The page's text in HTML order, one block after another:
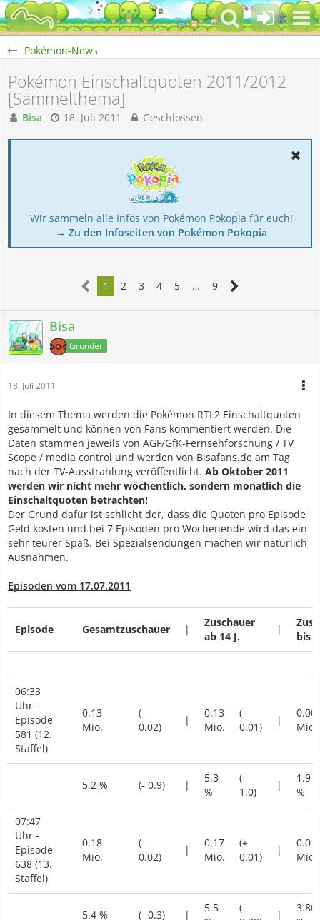
Pokémon-News
Pokémon Einschaltquoten 2011/2012
[Sammelthema]
Bisa 18. Juli 2011 Geschlossen
Wir sammeln alle Infos von Pokémon Pokopia für euch!
→ Zu den Infoseiten von Pokémon Pokopia
1 2 3 4 5 … 9
Bisa
Gründer
18. Juli 2011
In diesem Thema werden die Pokémon RTL2 Einschaltquoten
gesammelt und können von Fans kommentiert werden. Die
Daten stammen jeweils von AGF/GfK-Fernsehforschung / TV
Scope / media control und werden von Bisafans.de am Tag
nach der TV-Ausstrahlung veröffentlicht. Ab Oktober 2011
werden wir nicht mehr wöchentlich, sondern monatlich die
Einschaltquoten betrachten!
Der Grund dafür ist schlicht der, dass die Quoten pro Episode
Geld kosten und bei 7 Episoden pro Wochenende wird das ein
sehr teurer Spaß. Bei Spezialsendungen machen wir natürlich
Ausnahmen.
Episoden vom 17.07.2011
Episode Gesamtzuschauer |
Zuschauer
ab 14 J.
|
bis
06:33
Uhr -
Episode
581 (12.
Staffel)
0.13
Mio.
(-
0.02)
|
0.13
Mio.
(-
0.01)
|
0.00
Mio.
5.2 % (- 0.9) |
5.3
%
(-
1.0)
|
1.9
%
07:47
Uhr -
Episode
638 (13.
Staffel)
0.18
Mio.
(-
0.02)
|
0.17
Mio.
(+
0.01)
|
0.01
Mio.
5.4 % (- 0.3) |
5.5
(-
|
3.80